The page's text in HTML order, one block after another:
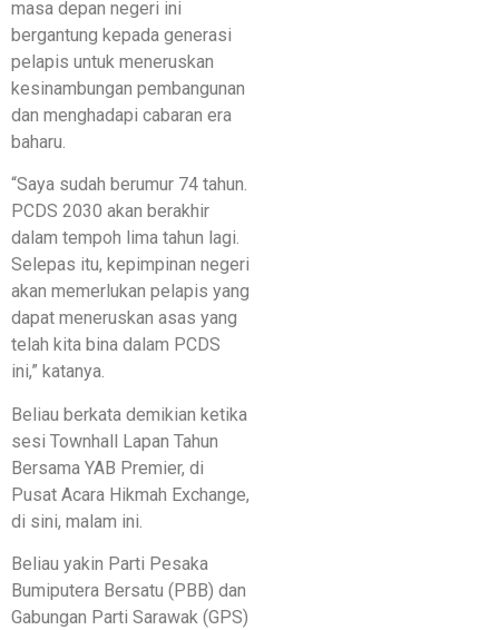
masa depan negeri ini
bergantung kepada generasi
pelapis untuk meneruskan
kesinambungan pembangunan
dan menghadapi cabaran era
baharu.
“Saya sudah berumur 74 tahun.
PCDS 2030 akan berakhir
dalam tempoh lima tahun lagi.
Selepas itu, kepimpinan negeri
akan memerlukan pelapis yang
dapat meneruskan asas yang
telah kita bina dalam PCDS
ini,” katanya.
Beliau berkata demikian ketika
sesi Townhall Lapan Tahun
Bersama YAB Premier, di
Pusat Acara Hikmah Exchange,
di sini, malam ini.
Beliau yakin Parti Pesaka
Bumiputera Bersatu (PBB) dan
Gabungan Parti Sarawak (GPS)